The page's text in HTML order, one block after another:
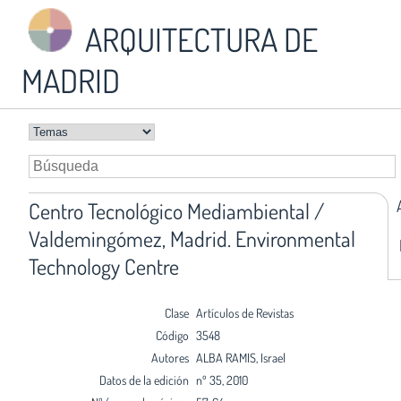
ARQUITECTURA DE
MADRID
Centro Tecnológico Mediambiental /
Valdemingómez, Madrid. Environmental
Technology Centre
Clase Artículos de Revistas
Código 3548
Autores ALBA RAMIS, Israel
Datos de la edición nº 35, 2010